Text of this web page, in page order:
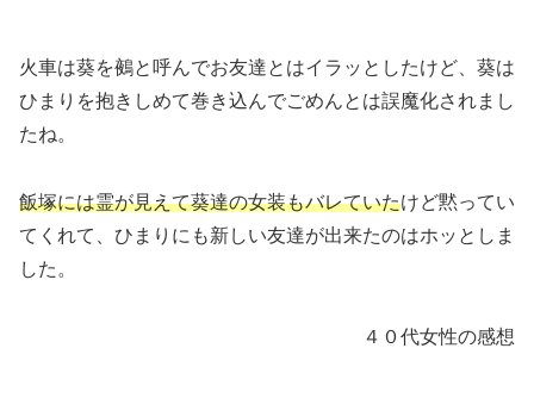
火車は葵を鵺と呼んでお友達とはイラッとしたけど、葵は
ひまりを抱きしめて巻き込んでごめんとは誤魔化されまし
たね。
飯塚には霊が見えて葵達の女装もバレていたけど黙ってい
てくれて、ひまりにも新しい友達が出来たのはホッとしま
した。
４０代女性の感想